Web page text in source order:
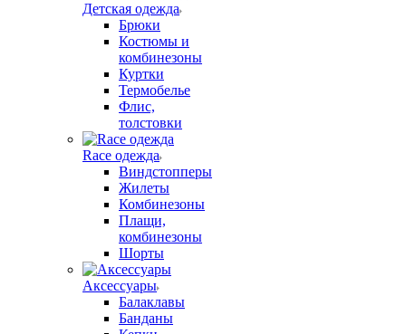
Детская одежда
Брюки
Костюмы и
комбинезоны
Куртки
Термобелье
Флис,
толстовки
Race одежда
Виндстопперы
Жилеты
Комбинезоны
Плащи,
комбинезоны
Шорты
Аксессуары
Балаклавы
Банданы